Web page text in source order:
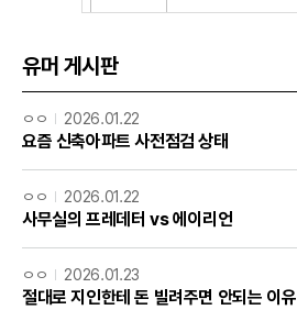
유머 게시판
ㅇㅇ 2026.01.22
요즘 신축아파트 사전점검 상태
ㅇㅇ 2026.01.22
사무실의 프레데터 vs 에이리언
ㅇㅇ 2026.01.23
절대로 지인한테 돈 빌려주면 안되는 이유